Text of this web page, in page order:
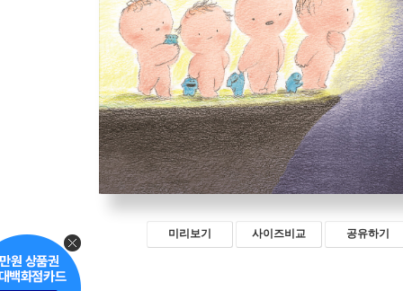
미리보기 사이즈비교 공유하기